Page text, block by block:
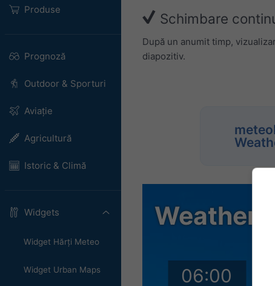
Produse
Prognoză
Outdoor & Sporturi
Aviație
Agricultură
Istoric & Climă
Widgets
Widget Hărți Meteo
Widget Urban Maps
Schimbare
După un anumit timp,
diapozitiv.